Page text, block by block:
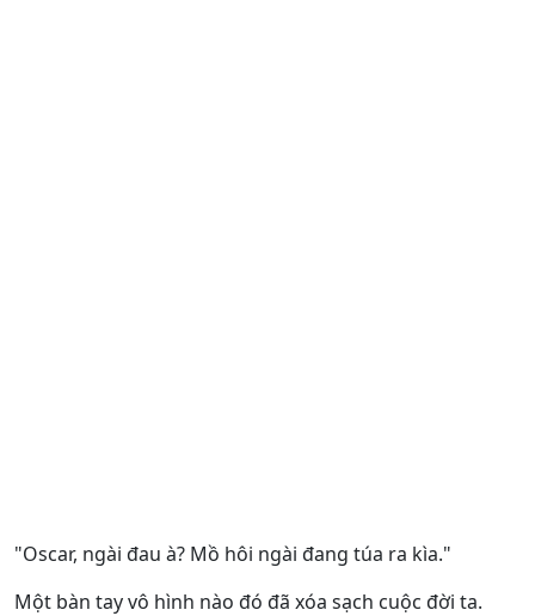
"Oscar, ngài đau à? Mồ hôi ngài đang túa ra kìa."
Một bàn tay vô hình nào đó đã xóa sạch cuộc đời ta.